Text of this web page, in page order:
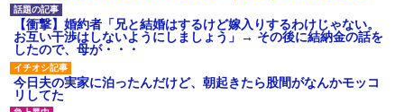
【衝撃】婚約者「兄と結婚はするけど嫁入りするわけじゃない。
お互い干渉はしないようにしましょう」→ その後に結納金の話を
したので、母が・・・
今日夫の実家に泊ったんだけど、朝起きたら股間がなんかモッコ
リしてた